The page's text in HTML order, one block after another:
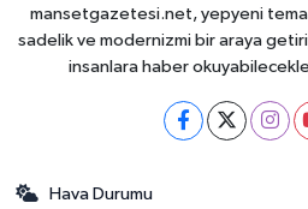
mansetgazetesi.net, yepyeni
sadelik ve modernizmi bir araya
insanlara haber
Hava Durumu